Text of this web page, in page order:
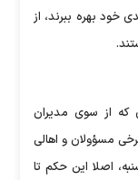
خود بهره ببرند، از
که از سوی مدیران
مسؤولان و اهالی
اصلا این حکم تا